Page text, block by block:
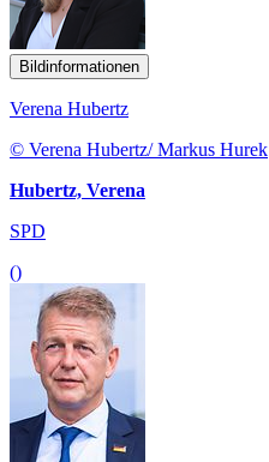
Bildinformationen
Verena Hubertz
© Verena Hubertz/ Markus Hurek
Hubertz, Verena
SPD
()